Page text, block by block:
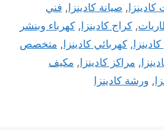
, صيانة كادينزا, فني
, كراج كادينزا, كهرباء وبنشر
, كهربائي كادينزا, متخصص
, مراكز كادينزا, مكيف
, ورشة كادينزا